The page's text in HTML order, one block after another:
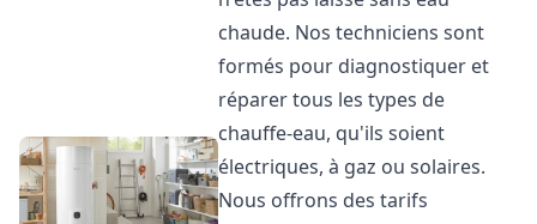
chaude. Nos techniciens sont
formés pour diagnostiquer et
réparer tous les types de
chauffe-eau, qu'ils soient
électriques, à gaz ou solaires.
Nous offrons des tarifs